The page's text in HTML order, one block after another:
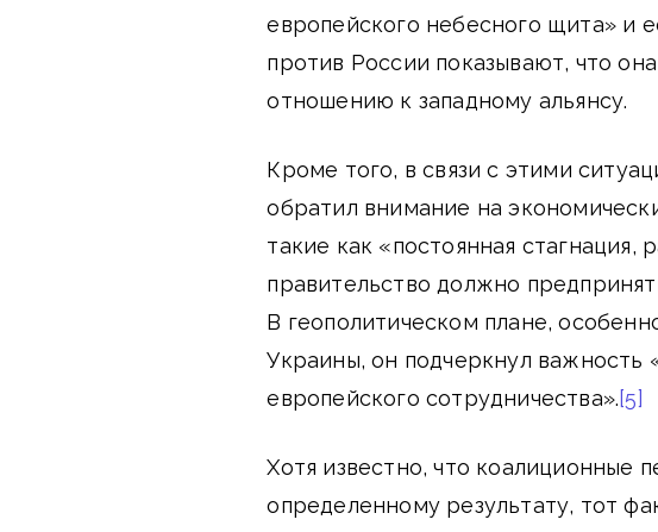
европейского небесного щита» и
против России показывают, что
отношению к западному альянсу.
Кроме того, в связи с этими
обратил внимание на
такие как «постоянная стагнация,
правительство должно
В геополитическом плане,
Украины, он подчеркнул важность
европейского сотрудничества».[5]
Хотя известно, что коалиционные
определенному результату, тот